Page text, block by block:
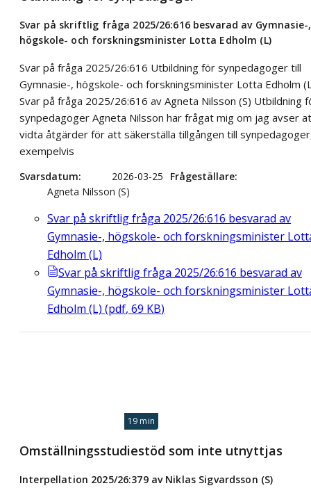
Svar på skriftlig fråga 2025/26:616 besvarad av Gymnasie-,
högskole- och forskningsminister Lotta Edholm (L)
Svar på fråga 2025/26:616 Utbildning för synpedagoger till
Gymnasie-, högskole- och forskningsminister Lotta Edholm
Svar på fråga 2025/26:616 av Agneta Nilsson (S) Utbildning
synpedagoger Agneta Nilsson har frågat mig om jag avser
vidta åtgärder för att säkerställa tillgången till
exempelvis
Svarsdatum 2026-03-25
Frågeställare
Agneta Nilsson (S)
Svar på skriftlig fråga 2025/26:616 besvarad av
Gymnasie-, högskole- och forskningsminister
Edholm (L)
Svar på skriftlig fråga 2025/26:616 besvarad av
Gymnasie-, högskole- och forskningsminister
Edholm (L) (pdf, 69 KB)
19 min
Omställningsstudiestöd som inte utnyttjas
Interpellation 2025/26:379 av Niklas Sigvardsson (S)